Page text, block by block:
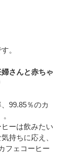
。
さんと赤ちゃ
99.85％のカ
。
ーは飲みたい
持ちに応え、
フェコーヒー